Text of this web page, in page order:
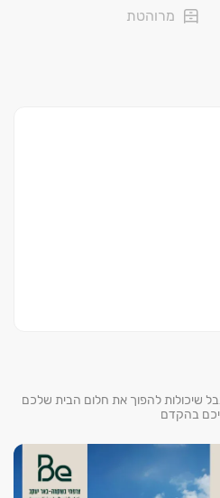
צמודה לפרויקט, ותעניק
‏– זוהי חוויית חיים מלאה
כדי ליצור סביבה
רחבים ומעוצבים, שמזמינים
הצרכים היומיומיים, אלא גם
עם דגש על סגנון חיים
ובנייני הבוטיק והמגדל
החל מהחומרים האיכותיים
לב לכל פרט קטן, על
הגבוהה ביותר.
מרוהטת
שיכולות להפוך את חלום הבית שלכם
בהקדם